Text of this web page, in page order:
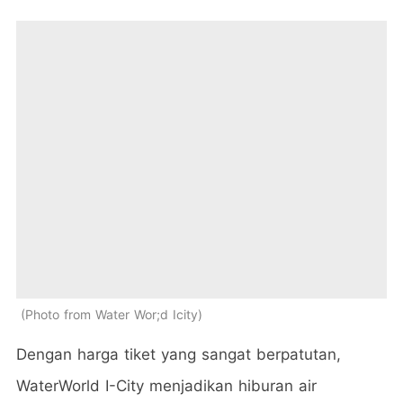
Photo from Water Wor;d Icity
Dengan harga tiket yang sangat berpatutan,
WaterWorld I-City menjadikan hiburan air